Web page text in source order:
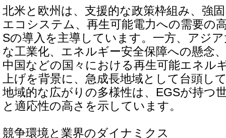
北米と欧州は、支援的な政策枠組み、強
エコシステム、再生可能電力への需要の
Sの導入を主導しています。一方、アジ
な工業化、エネルギー安全保障への懸念
中国などの国々における再生可能エネル
上げを背景に、急成長地域として台頭し
地域的な広がりの多様性は、EGSが持つ
と適応性の高さを示しています。
競争環境と業界のダイナミクス